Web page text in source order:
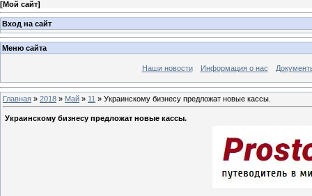
[Мой сайт]
Вход на сайт
Меню сайта
Наши новости Информация о нас
Главная » 2018 » Май » 11 » Украинскому бизнесу предложат новые кассы.
Украинскому бизнесу предложат новые кассы.